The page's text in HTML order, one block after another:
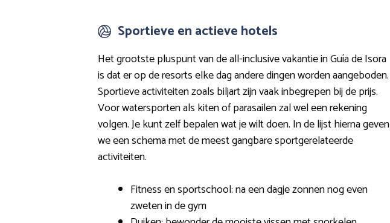
Sportieve en actieve hotels
Het grootste pluspunt van de all-inclusive vakantie in Guía de Isora
is dat er op de resorts elke dag andere dingen worden aangeboden.
Sportieve activiteiten zoals biljart zijn vaak inbegrepen bij de prijs.
Voor watersporten als kiten of parasailen zal wel een rekening
volgen. Je kunt zelf bepalen wat je wilt doen. In de lijst hierna geven
we een schema met de meest gangbare sportgerelateerde
activiteiten.
Fitness en sportschool: na een dagje zonnen nog even
zweten in de gym